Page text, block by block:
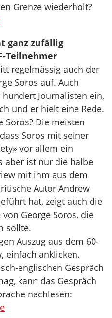
Grenze wiederholt?
ganz zufällig
Teilnehmer
regelmässig auch der
Soros auf. Auch
Journalisten ein,
und er hielt eine Rede.
Soros? Die meisten
Soros mit seiner
vor allem ein
aber ist nur die halbe
mit ihm aus dem
Autor Andrew
hat, zeigt auch die
George Soros, die
sollte.
Auszug aus dem 60-
einfach anklicken.
englischen Gespräch
kann das Gespräch
nachlesen: